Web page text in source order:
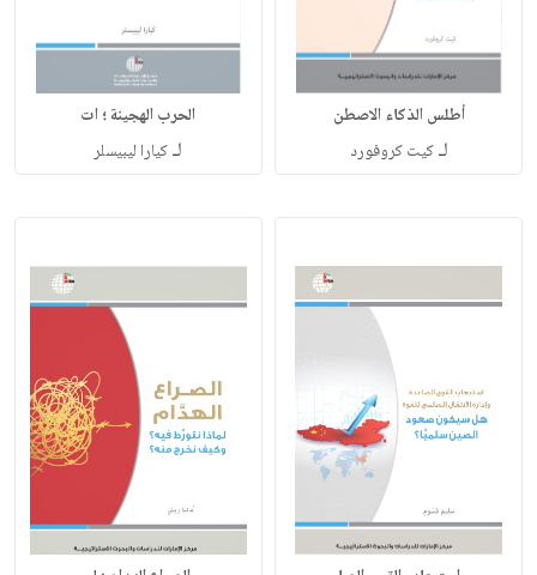
أطلس الذكاء الاصطن
لـكيت كروفورد
الحرب الهجينة ؛ ات
لـكيارا ليبيسلر